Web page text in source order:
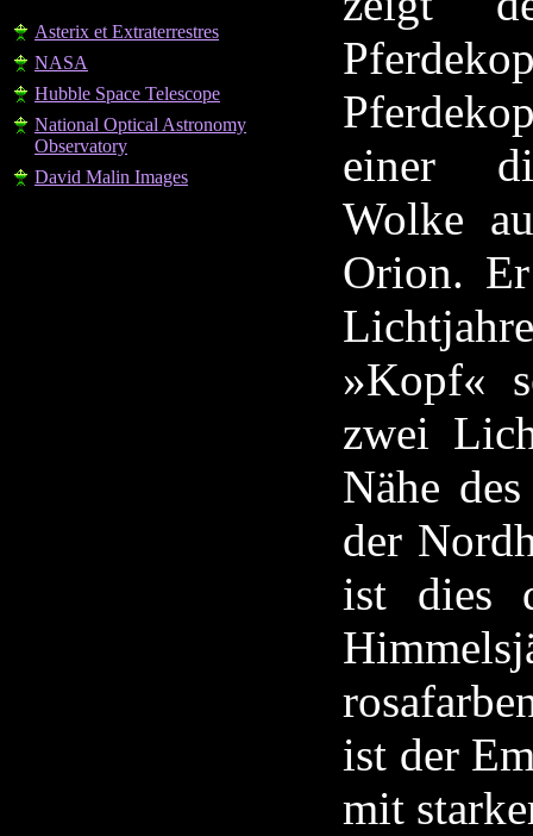
einer
Wolke
Orion.
»Kopf«
zwei
Nähe
der
ist dies
ist der
mit
Asterix et Extraterrestres
NASA
Hubble Space Telescope
National Optical Astronomy
Observatory
David Malin Images